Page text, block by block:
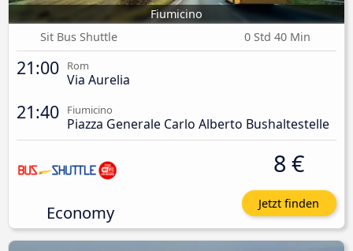
Fiumicino
Sit Bus Shuttle
0 Std 40 Min
21:00 Rom
Via Aurelia
21:40 Fiumicino
Piazza Generale Carlo Alberto Bushaltestelle
Economy
8 €
Jetzt finden